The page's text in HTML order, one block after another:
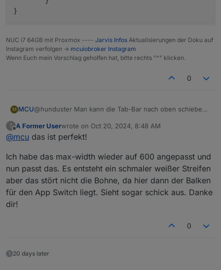
NUC i7 64GB mit Proxmox ---- Jarvis Infos Aktualisierungen der Doku auf
Instagram verfolgen -> mcuiobroker Instagram
Wenn Euch mein Vorschlag geholfen hat, bitte rechts "^" klicken.
0
M MCU@hunduster Man kann die Tab-Bar nach oben schieben,
Mit padding statt margin sieht es besser aus.
@media all and (max-width:413px) {
	.jarvis-footer {
	}
? A Former Userwrote on Oct 20, 2024, 8:48 AM
last edited by
@mcu das ist perfekt!
Ich habe das max-width wieder auf 600 angepasst und
nun passt das. Es entsteht ein schmaler weißer Streifen
aber das stört nicht die Bohne, da hier dann der Balken
für den App Switch liegt. Sieht sogar schick aus. Danke
dir!
0
20 days later